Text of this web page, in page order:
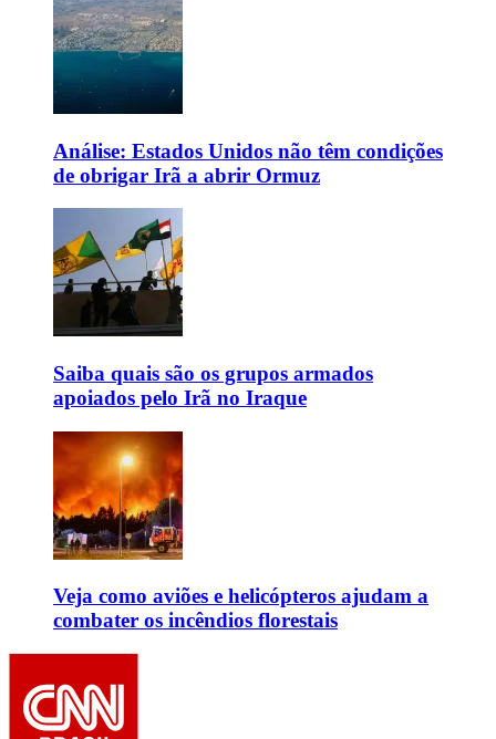
Análise: Estados Unidos não têm condições
de obrigar Irã a abrir Ormuz
Saiba quais são os grupos armados
apoiados pelo Irã no Iraque
Veja como aviões e helicópteros ajudam a
combater os incêndios florestais